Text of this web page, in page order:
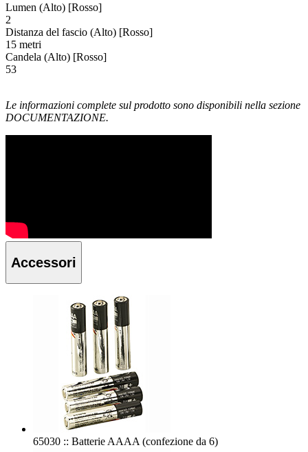
Lumen (Alto) [Rosso]
2
Distanza del fascio (Alto) [Rosso]
15 metri
Candela (Alto) [Rosso]
53
Le informazioni complete sul prodotto sono disponibili nella sezione
DOCUMENTAZIONE.
Accessori
65030 :: Batterie AAAA (confezione da 6)